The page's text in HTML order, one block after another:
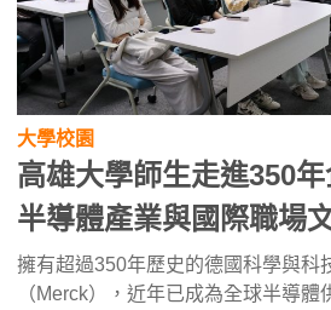
大學校園
高雄大學師生走進350年企
半導體產業與國際職場
擁有超過350年歷史的德國科學與科
（Merck），近年已成為全球半導